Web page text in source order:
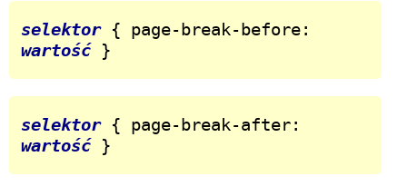
selektor
wartość }
selektor
wartość }